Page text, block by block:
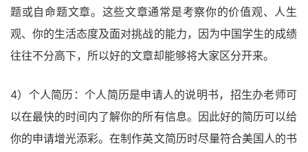
题或自命题文章。这些文章通常是考察你的价值观、人生
观、你的生活态度及面对挑战的能力，因为中国学生的成绩
往往不分高下，所以好的文章却能够将大家区分开来。
4）个人简历：个人简历是申请人的说明书，招生办老师可
以在最快的时间内了解你的所有信息。因此好的简历可以给
你的申请增光添彩。在制作英文简历时尽量符合美国人的书